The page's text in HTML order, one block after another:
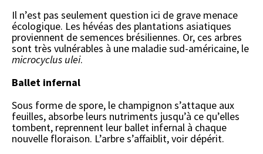
Il n’est pas seulement question ici de grave menace
écologique. Les hévéas des plantations asiatiques
proviennent de semences brésiliennes. Or, ces arbres
sont très vulnérables à une maladie sud-américaine, le
microcyclus ulei.
Ballet infernal
Sous forme de spore, le champignon s’attaque aux
feuilles, absorbe leurs nutriments jusqu’à ce qu’elles
tombent, reprennent leur ballet infernal à chaque
nouvelle floraison. L’arbre s’affaiblit, voir dépérit.